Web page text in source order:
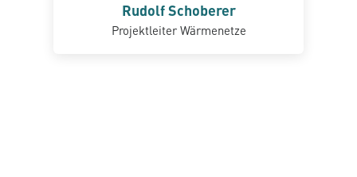
Rudolf Schoberer
Projektleiter Wärmenetze